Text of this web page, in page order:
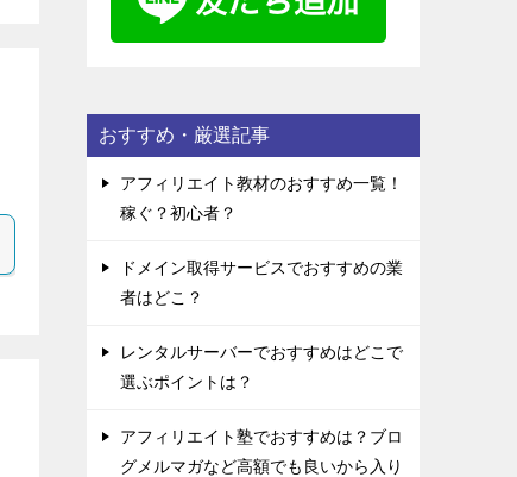
おすすめ・厳選記事
アフィリエイト教材のおすすめ一覧！
稼ぐ？初心者？
ドメイン取得サービスでおすすめの業
者はどこ？
レンタルサーバーでおすすめはどこで
選ぶポイントは？
アフィリエイト塾でおすすめは？ブロ
グメルマガなど高額でも良いから入り